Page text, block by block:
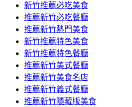
新竹推薦必吃美食
推薦新竹必吃餐廳
推薦新竹熱門美食
新竹推薦特色美食
新竹推薦特色餐廳
推薦新竹美式餐廳
推薦新竹美食名店
推薦新竹義式餐廳
推薦新竹隱藏版美食